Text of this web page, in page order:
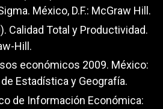
México, D.F.: McGraw Hill.
Calidad Total y Productividad.
Hill.
económicos 2009. México:
Estadística y Geografía.
de Información Económica: